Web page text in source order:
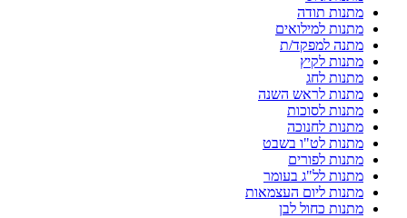
מתנות תודה
מתנות למילואים
מתנה למפקד/ת
מתנות לקיץ
מתנות לחג
מתנות לראש השנה
מתנות לסוכות
מתנות לחנוכה
מתנות לט"ו בשבט
מתנות לפורים
מתנות לל"ג בעומר
מתנות ליום העצמאות
מתנות כחול לבן